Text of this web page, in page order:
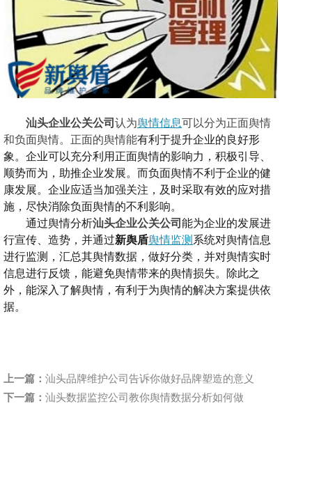
汕头企业公关公司 认为舆情信息可以分为正面舆情
和负面舆情。正面的舆情能有利于提升企业的良好形
象。企业可以充分利用正面舆情的影响力，积极引导、
顺势而为，助推企业发展。 而负面舆情不利于企业的健
康发展。企业应适当加强关注，及时采取有效的应对措
施，尽快消除负面舆情的不利影响。
通过舆情分析汕头企业公关公司 能为企业的发展进
行宣传、造势 ， 并通过新舆盾舆情监测 系统对舆情信息
进行监测，汇总其舆情数据，做好分类，并对舆情实时
信息进行反馈， 能避免舆情带来的舆情损失。除此之
外，能深入了解舆情，有利于为舆情的解决方案提供依
据。
上一篇： 汕头品牌维护公司告诉你做好品牌塑造的意义
下一篇： 汕头数据监控公司教你舆情数据分析如何做